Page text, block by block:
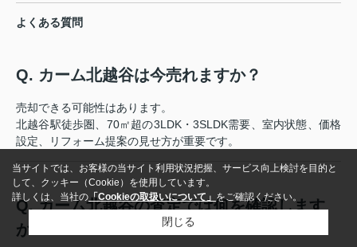
よくある質問
Q. カーム北越谷は今売れますか？
売却できる可能性はあります。
北越谷駅徒歩圏、70㎡超の3LDK・3SLDK需要、室内状態、価格
設定、リフォーム提案の見せ方が重要です。
Q. カーム北越谷の査定では何を確認します
か？
当サイトでは、お客様の当サイト利用状況把握、サービス向上検討を目的と
して、クッキー（Cookie）を使用しています。
詳しくは、当社の 「Cookieの取扱いについて」 をご確認ください。
閉じる